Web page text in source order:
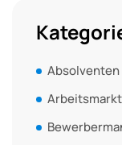
Absolventen
Arbeitsmarkt